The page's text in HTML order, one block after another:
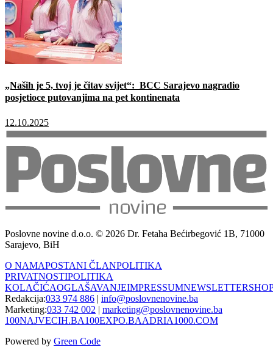
„Naših je 5, tvoj je čitav svijet“: BCC Sarajevo nagradio
posjetioce putovanjima na pet kontinenata
12.10.2025
Poslovne novine d.o.o. © 2026 Dr. Fetaha Bećirbegović 1B, 71000
Sarajevo, BiH
O NAMAPOSTANI ČLANPOLITIKA
PRIVATNOSTIPOLITIKA
KOLAČIĆAOGLAŠAVANJEIMPRESSUMNEWSLETTER
Redakcija:033 974 886 | info@poslovnenovine.ba
Marketing:033 742 002 | marketing@poslovnenovine.ba
100NAJVECIH.BA100EXPO.BAADRIA1000.COM
Powered by Green Code